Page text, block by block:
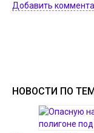
Добавить
НОВОСТИ ПО